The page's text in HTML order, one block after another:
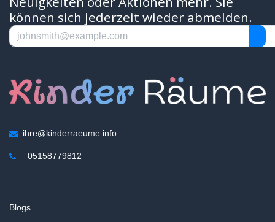
können sich jederzeit wieder abmelden.
ihre@kinderraeume.info
05158779812
Blogs